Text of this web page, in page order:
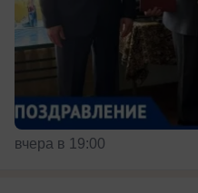
вчера в 19:00